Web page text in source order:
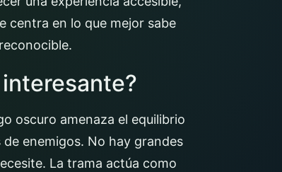
centra en lo que mejor sabe
oscuro amenaza el equilibrio
enemigos. No hay grandes
La trama actúa como